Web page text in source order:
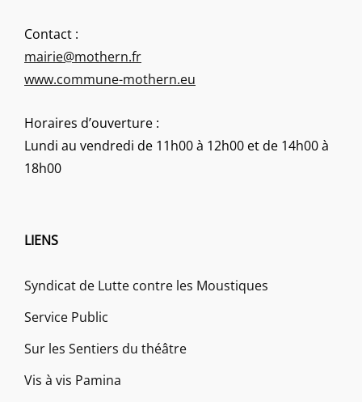
Contact :
mairie@mothern.fr
www.commune-mothern.eu
Horaires d’ouverture :
Lundi au vendredi de 11h00 à 12h00 et de 14h00 à
18h00
LIENS
Syndicat de Lutte contre les Moustiques
Service Public
Sur les Sentiers du théâtre
Vis à vis Pamina